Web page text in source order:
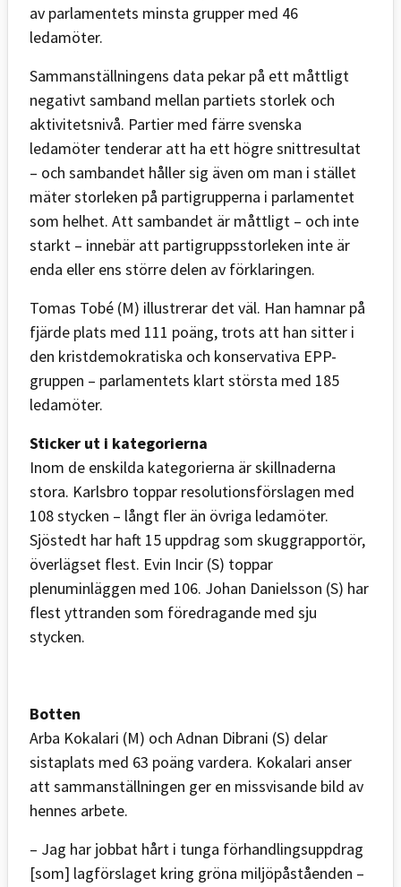
av parlamentets minsta grupper med 46
ledamöter.
Sammanställningens data pekar på ett måttligt
negativt samband mellan partiets storlek och
aktivitetsnivå. Partier med färre svenska
ledamöter tenderar att ha ett högre snittresultat
– och sambandet håller sig även om man i stället
mäter storleken på partigrupperna i parlamentet
som helhet. Att sambandet är måttligt – och inte
starkt – innebär att partigruppsstorleken inte är
enda eller ens större delen av förklaringen.
Tomas Tobé (M) illustrerar det väl. Han hamnar på
fjärde plats med 111 poäng, trots att han sitter i
den kristdemokratiska och konservativa EPP-
gruppen – parlamentets klart största med 185
ledamöter.
Sticker ut i kategorierna
Inom de enskilda kategorierna är skillnaderna
stora. Karlsbro toppar resolutionsförslagen med
108 stycken – långt fler än övriga ledamöter.
Sjöstedt har haft 15 uppdrag som skuggrapportör,
överlägset flest. Evin Incir (S) toppar
plenuminläggen med 106. Johan Danielsson (S) har
flest yttranden som föredragande med sju
stycken.
Botten
Arba Kokalari (M) och Adnan Dibrani (S) delar
sistaplats med 63 poäng vardera. Kokalari anser
att sammanställningen ger en missvisande bild av
hennes arbete.
– Jag har jobbat hårt i tunga förhandlingsuppdrag
[som] lagförslaget kring gröna miljöpåståenden –